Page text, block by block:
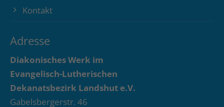
Kontakt
Adresse
Diakonisches Werk im
Evangelisch-Lutherischen
Dekanatsbezirk Landshut e.V.
Gabelsbergerstr. 46